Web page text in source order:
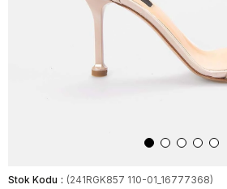
Stok Kodu (241RGK857 110-01_16777368)